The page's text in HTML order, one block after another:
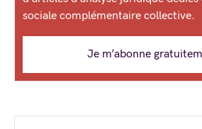
sociale complémentaire collective.
Je m’abonne